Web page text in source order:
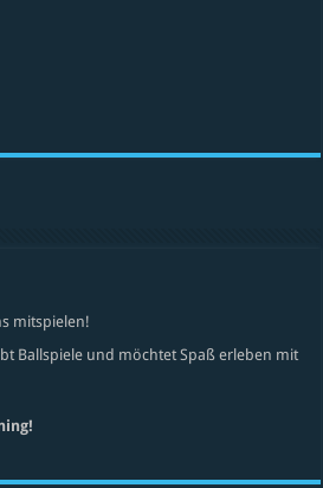
mitspielen!
Ballspiele und möchtet Spaß erleben mit